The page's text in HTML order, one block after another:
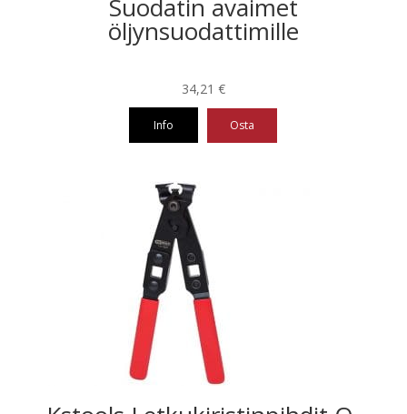
Suodatin avaimet
öljynsuodattimille
34,21 €
Info Osta